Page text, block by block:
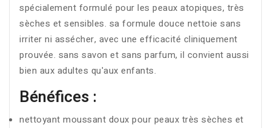
spécialement formulé pour les peaux atopiques, très
sèches et sensibles. sa formule douce nettoie sans
irriter ni assécher, avec une efficacité cliniquement
prouvée. sans savon et sans parfum, il convient aussi
bien aux adultes qu'aux enfants.
Bénéfices :
nettoyant moussant doux pour peaux très sèches et